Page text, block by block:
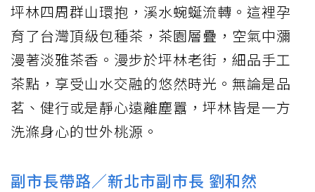
坪林四周群山環抱，溪水蜿蜒流轉。這裡孕
育了台灣頂級包種茶，茶園層疊，空氣中瀰
漫著淡雅茶香。漫步於坪林老街，細品手工
茶點，享受山水交融的悠然時光。無論是品
茗、健行或是靜心遠離塵囂，坪林皆是一方
洗滌身心的世外桃源。
副市長帶路／新北市副市長 劉和然